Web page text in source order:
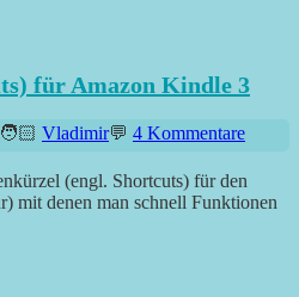
für Amazon Kindle 3
Vladimir 4 Kommentare
(engl. Shortcuts) für den
mit denen man schnell Funktionen